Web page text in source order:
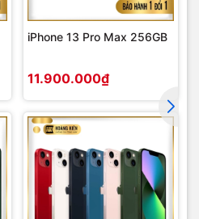
iPhone 13 Pro Max 256GB
11.900.000₫